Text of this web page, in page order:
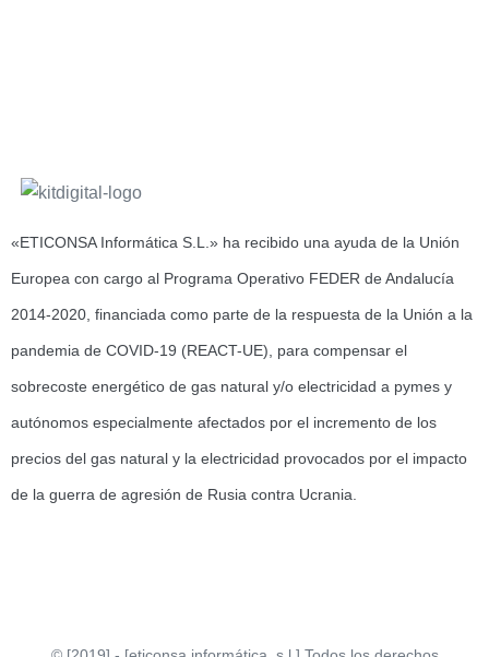
«ETICONSA Informática S.L.» ha recibido una ayuda de la Unión
Europea con cargo al Programa Operativo FEDER de Andalucía
2014-2020 , financiada como parte de la respuesta de la Unión a la
pandemia de COVID-19 (REACT-UE) , para compensar el
sobrecoste energético de gas natural y/o electricidad a pymes y
autónomos especialmente afectados por el incremento de los
precios del gas natural y la electricidad provocados por el impacto
de la guerra de agresión de Rusia contra Ucrania.